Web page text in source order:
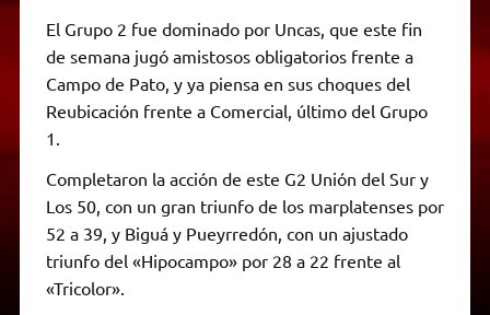
El Grupo 2 fue dominado por Uncas, que este fin
de semana jugó amistosos obligatorios frente a
Campo de Pato, y ya piensa en sus choques del
Reubicación frente a Comercial, último del Grupo
1.
Completaron la acción de este G2 Unión del Sur y
Los 50, con un gran triunfo de los marplatenses por
52 a 39, y Biguá y Pueyrredón, con un ajustado
triunfo del «Hipocampo» por 28 a 22 frente al
«Tricolor».